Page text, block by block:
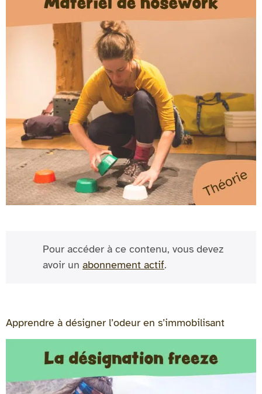
Pour accéder à ce contenu, vous devez
avoir un abonnement actif.
Apprendre à désigner l’odeur en s’immobilisant